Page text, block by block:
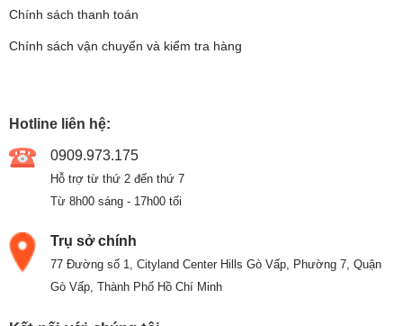
Chính sách thanh toán
Chính sách vận chuyển và kiểm tra hàng
Hotline liên hệ:
0909.973.175
Hỗ trợ từ thứ 2 đến thứ 7
Từ 8h00 sáng - 17h00 tối
Trụ sở chính
77 Đường số 1, Cityland Center Hills Gò Vấp, Phường 7, Quận
Gò Vấp, Thành Phố Hồ Chí Minh